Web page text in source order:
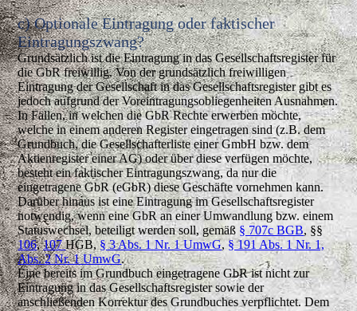
c) Optionale Eintragung oder faktischer
Eintragungszwang?
Grundsätzlich ist die Eintragung in das Gesellschaftsregister für
die GbR freiwillig. Von der grundsätzlich freiwilligen
Eintragung der Gesellschaft in das Gesellschaftsregister gibt es
jedoch aufgrund der Voreintragungsobliegenheiten Ausnahmen.
In Fällen, in welchen die GbR Rechte erwerben möchte,
welche in einem anderen Register eingetragen sind (z.B. dem
Grundbuch, die Gesellschafterliste einer GmbH bzw. dem
Aktienregister einer AG) oder über diese verfügen möchte,
besteht ein faktischer Eintragungszwang, da nur die
eingetragene GbR (eGbR) diese Geschäfte vornehmen kann.
Darüber hinaus ist eine Eintragung im Gesellschaftsregister
notwendig, wenn eine GbR an einer Umwandlung bzw. einem
Statuswechsel, beteiligt werden soll, gemäß § 707c BGB, §§
106,107HGB,§ 3 Abs. 1 Nr. 1 UmwG,§ 191 Abs. 1 Nr. 1,
Abs. 2 Nr. 1 UmwG.
Eine bereits im Grundbuch eingetragene GbR ist nicht zur
Eintragung in das Gesellschaftsregister sowie der
anschließenden Korrektur des Grundbuches verpflichtet. Dem